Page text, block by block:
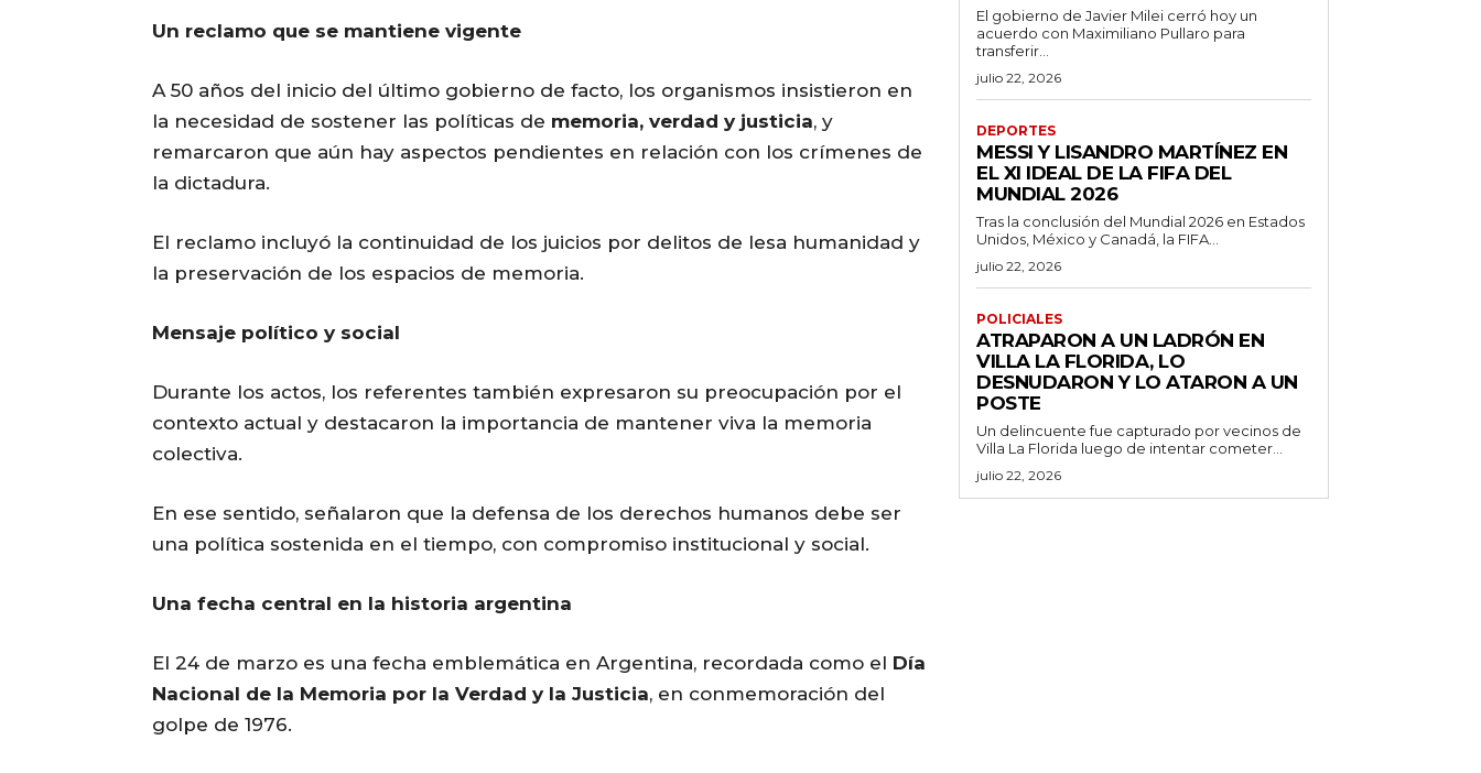
Un reclamo que se mantiene vigente
A 50 años del inicio del último gobierno de facto, los organismos insistieron en
la necesidad de sostener las políticas de memoria, verdad y justicia, y
remarcaron que aún hay aspectos pendientes en relación con los crímenes de
la dictadura.
El reclamo incluyó la continuidad de los juicios por delitos de lesa humanidad y
la preservación de los espacios de memoria.
Mensaje político y social
Durante los actos, los referentes también expresaron su preocupación por el
contexto actual y destacaron la importancia de mantener viva la memoria
colectiva.
En ese sentido, señalaron que la defensa de los derechos humanos debe ser
una política sostenida en el tiempo, con compromiso institucional y social.
Una fecha central en la historia argentina
El 24 de marzo es una fecha emblemática en Argentina, recordada como el Día
Nacional de la Memoria por la Verdad y la Justicia, en conmemoración del
golpe de 1976.
El gobierno de Javier Milei cerró hoy un
acuerdo con Maximiliano Pullaro para
transferir...
julio 22, 2026
DEPORTES
MESSI Y LISANDRO MARTÍNEZ EN
EL XI IDEAL DE LA FIFA DEL
MUNDIAL 2026
Tras la conclusión del Mundial 2026 en Estados
Unidos, México y Canadá, la FIFA...
julio 22, 2026
POLICIALES
ATRAPARON A UN LADRÓN EN
VILLA LA FLORIDA, LO
DESNUDARON Y LO ATARON A UN
POSTE
Un delincuente fue capturado por vecinos de
Villa La Florida luego de intentar cometer...
julio 22, 2026